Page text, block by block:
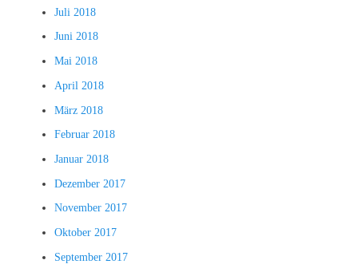
Juli 2018
Juni 2018
Mai 2018
April 2018
März 2018
Februar 2018
Januar 2018
Dezember 2017
November 2017
Oktober 2017
September 2017